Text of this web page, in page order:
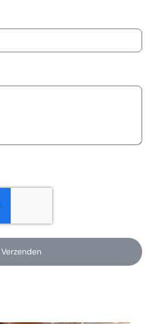
Verzenden